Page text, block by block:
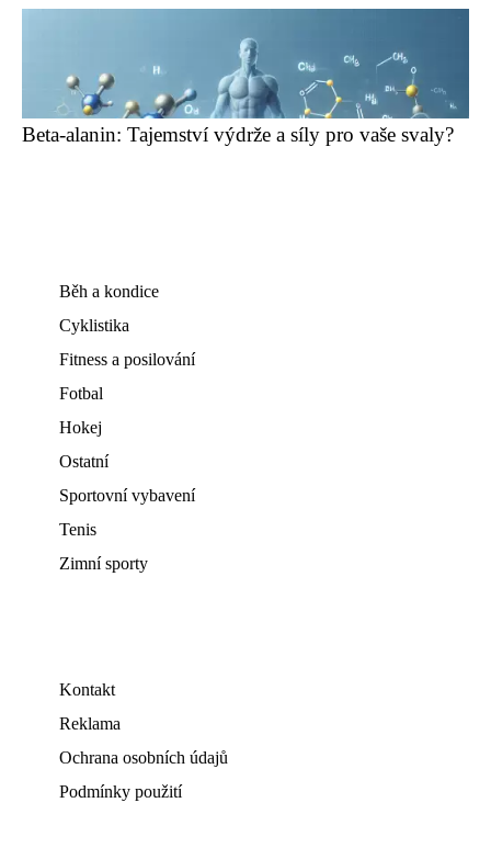
Beta-alanin: Tajemství výdrže a síly pro vaše svaly?
Běh a kondice
Cyklistika
Fitness a posilování
Fotbal
Hokej
Ostatní
Sportovní vybavení
Tenis
Zimní sporty
Kontakt
Reklama
Ochrana osobních údajů
Podmínky použití